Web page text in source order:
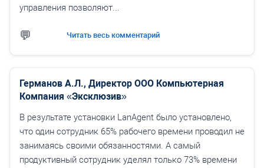
управления позволяют...
Читать весь комментарий
Германов А.Л., Директор ООО Компьютерная
Компания «Эксклюзив»
В результате установки LanAgent было установлено,
что один сотрудник 65% рабочего времени проводил не
занимаясь своими обязанностями. А самый
продуктивный сотрудник уделял только 73% времени